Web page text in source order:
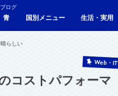
ログ
青 国別メニュー 生活・実用
らしい
Web・IT
コストパフォーマ